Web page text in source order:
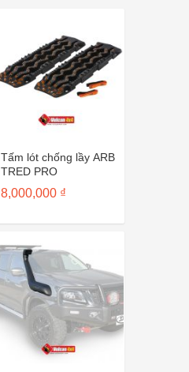
Tấm lót chống lầy ARB
TRED PRO
8,000,000 ₫